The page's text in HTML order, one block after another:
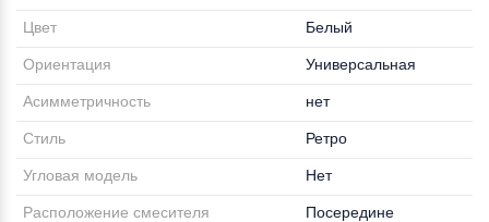
Цвет Белый
Ориентация Универсальная
Асимметричность нет
Стиль Ретро
Угловая модель Нет
Расположение смесителя Посередине